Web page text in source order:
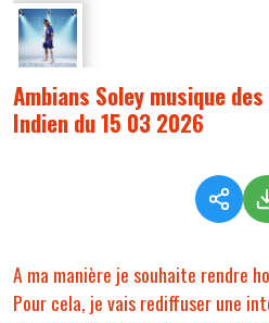
Ambians Soley musique
Indien du 15 03 2026
A ma manière je souhaite rendre
Pour cela, je vais rediffuser une